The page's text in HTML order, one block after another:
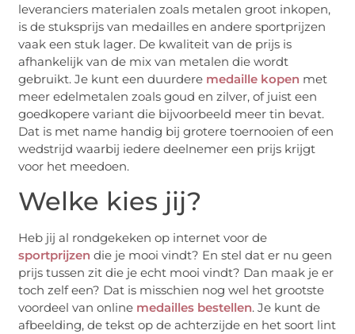
leveranciers materialen zoals metalen groot inkopen,
is de stuksprijs van medailles en andere sportprijzen
vaak een stuk lager. De kwaliteit van de prijs is
afhankelijk van de mix van metalen die wordt
gebruikt. Je kunt een duurdere medaille kopen met
meer edelmetalen zoals goud en zilver, of juist een
goedkopere variant die bijvoorbeeld meer tin bevat.
Dat is met name handig bij grotere toernooien of een
wedstrijd waarbij iedere deelnemer een prijs krijgt
voor het meedoen.
Welke kies jij?
Heb jij al rondgekeken op internet voor de
sportprijzen die je mooi vindt? En stel dat er nu geen
prijs tussen zit die je echt mooi vindt? Dan maak je er
toch zelf een? Dat is misschien nog wel het grootste
voordeel van online medailles bestellen. Je kunt de
afbeelding, de tekst op de achterzijde en het soort lint